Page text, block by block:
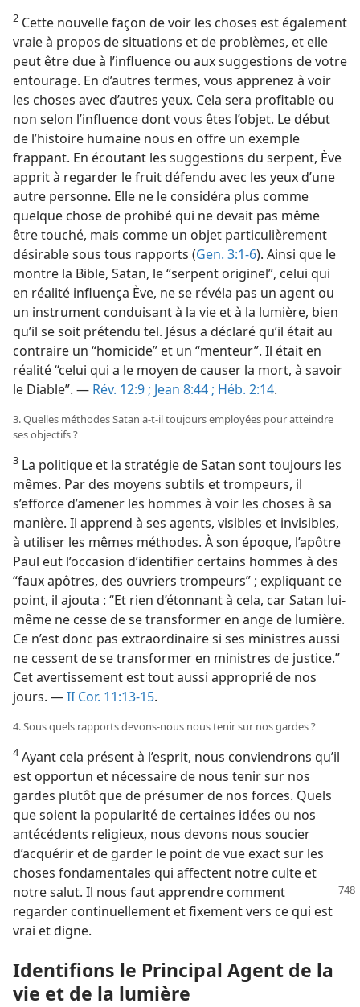
2 Cette nouvelle façon de voir les choses est également
vraie à propos de situations et de problèmes, et elle
peut être due à l’influence ou aux suggestions de votre
entourage. En d’autres termes, vous apprenez à voir
les choses avec d’autres yeux. Cela sera profitable ou
non selon l’influence dont vous êtes l’objet. Le début
de l’histoire humaine nous en offre un exemple
frappant. En écoutant les suggestions du serpent, Ève
apprit à regarder le fruit défendu avec les yeux d’une
autre personne. Elle ne le considéra plus comme
quelque chose de prohibé qui ne devait pas même
être touché, mais comme un objet particulièrement
désirable sous tous rapports (Gen. 3:1-6). Ainsi que le
montre la Bible, Satan, le “serpent originel”, celui qui
en réalité influença Ève, ne se révéla pas un agent ou
un instrument conduisant à la vie et à la lumière, bien
qu’il se soit prétendu tel. Jésus a déclaré qu’il était au
contraire un “homicide” et un “menteur”. Il était en
réalité “celui qui a le moyen de causer la mort, à savoir
le Diable”. — Rév. 12:9 ; Jean 8:44 ; Héb. 2:14.
3. Quelles méthodes Satan a-​t-​il toujours employées pour atteindre
ses objectifs ?
3 La politique et la stratégie de Satan sont toujours les
mêmes. Par des moyens subtils et trompeurs, il
s’efforce d’amener les hommes à voir les choses à sa
manière. Il apprend à ses agents, visibles et invisibles,
à utiliser les mêmes méthodes. À son époque, l’apôtre
Paul eut l’occasion d’identifier certains hommes à des
“faux apôtres, des ouvriers trompeurs” ; expliquant ce
point, il ajouta : “Et rien d’étonnant à cela, car Satan lui-​
même ne cesse de se transformer en ange de lumière.
Ce n’est donc pas extraordinaire si ses ministres aussi
ne cessent de se transformer en ministres de justice.”
Cet avertissement est tout aussi approprié de nos
jours. —II Cor. 11:13-15.
4. Sous quels rapports devons-​nous nous tenir sur nos gardes ?
4Ayant cela présent à l’esprit, nous conviendrons qu’il
est opportun et nécessaire de nous tenir sur nos
gardes plutôt que de présumer de nos forces. Quels
que soient la popularité de certaines idées ou nos
antécédents religieux, nous devons nous soucier
d’acquérir et de garder le point de vue exact sur les
choses fondamentales qui affectent notre culte et
notre salut. Il nous faut apprendre comment
regarder continuellement et fixement vers ce qui est
vrai et digne.
Identifions le Principal Agent de la
vie et de la lumière